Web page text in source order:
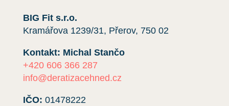
BIG Fit s.r.o.
Kramářova 1239/31, Přerov, 750 02
Kontakt: Michal Stančo
+420 606 366 287
info@deratizacehned.cz
IČO: 01478222